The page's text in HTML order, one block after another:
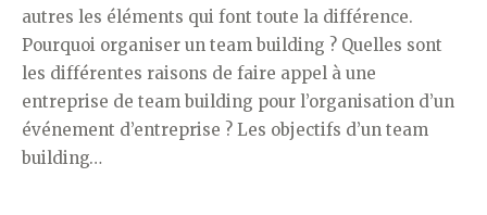
autres les éléments qui font toute la différence.
Pourquoi organiser un team building ? Quelles sont
les différentes raisons de faire appel à une
entreprise de team building pour l’organisation d’un
événement d’entreprise ? Les objectifs d’un team
building…